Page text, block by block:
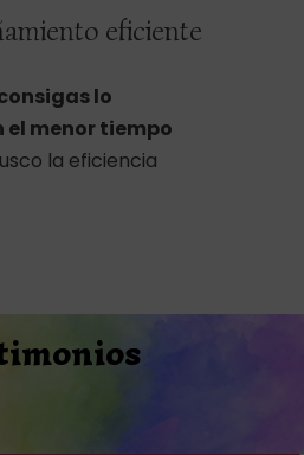
eficiente
lo
el menor tiempo
la eficiencia